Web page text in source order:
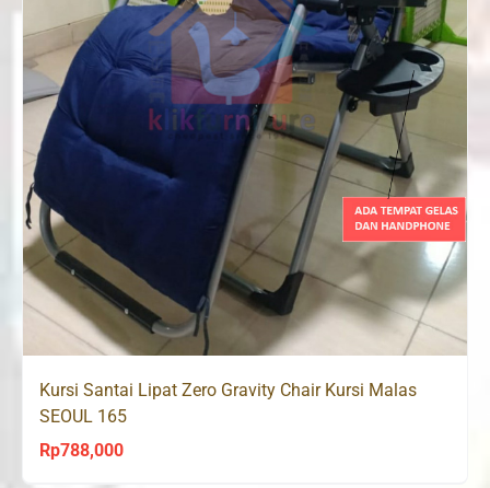
Kursi Santai Lipat Zero Gravity Chair Kursi Malas
SEOUL 165
Rp788,000